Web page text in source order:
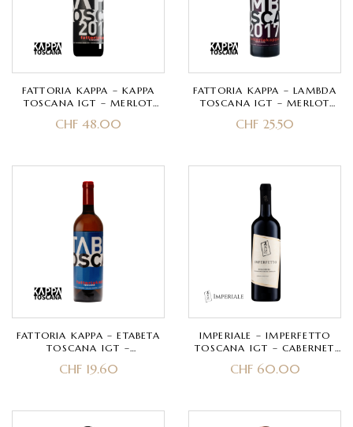
FATTORIA KAPPA – KAPPA
TOSCANA IGT – MERLOT
SYRAH REBOT
CHF 48.00
FATTORIA KAPPA – LAMBDA
TOSCANA IGT – MERLOT
SYRAH REBOT
CHF 25.50
FATTORIA KAPPA – ETABETA
TOSCANA IGT –
VERMENTINO (ORANGE
WINE)
CHF19.60
IMPERIALE – IMPERFETTO
TOSCANA IGT – CABERNET
SAUVIGNON
CHF60.00